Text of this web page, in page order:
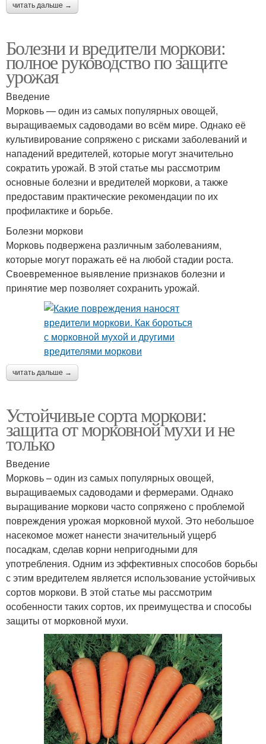
читать дальше →
Болезни и вредители моркови:
полное руководство по защите
урожая
Введение
Морковь — один из самых популярных овощей,
выращиваемых садоводами во всём мире. Однако её
культивирование сопряжено с рисками заболеваний и
нападений вредителей, которые могут значительно
сократить урожай. В этой статье мы рассмотрим
основные болезни и вредителей моркови, а также
предоставим практические рекомендации по их
профилактике и борьбе.
Болезни моркови
Морковь подвержена различным заболеваниям,
которые могут поражать её на любой стадии роста.
Своевременное выявление признаков болезни и
принятие мер позволяет сохранить урожай.
читать дальше →
Устойчивые сорта моркови:
защита от морковной мухи и не
только
Введение
Морковь – один из самых популярных овощей,
выращиваемых садоводами и фермерами. Однако
выращивание моркови часто сопряжено с проблемой
повреждения урожая морковной мухой. Это небольшое
насекомое может нанести значительный ущерб
посадкам, сделав корни непригодными для
употребления. Одним из эффективных способов борьбы
с этим вредителем является использование устойчивых
сортов моркови. В этой статье мы рассмотрим
особенности таких сортов, их преимущества и способы
защиты от морковной мухи.